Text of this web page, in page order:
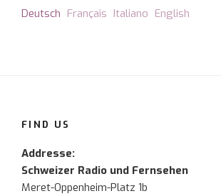
Deutsch Français Italiano English
FIND US
Addresse:
Schweizer Radio und Fernsehen
Meret-Oppenheim-Platz 1b